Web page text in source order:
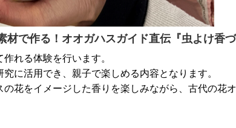
材で作る！オオガハスガイド直伝『虫よけ香づ
れる体験を行います。
に活用でき、親子で楽しめる内容となります。
花をイメージした香りを楽しみながら、古代の花